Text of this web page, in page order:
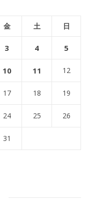
金 土 日
3 4 5
10 11 12
17 18 19
24 25 26
31